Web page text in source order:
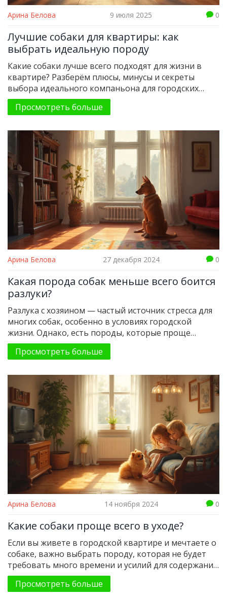
Арина Белова 9 июля 2025 0
Лучшие собаки для квартиры: как
выбрать идеальную породу
Какие собаки лучше всего подходят для жизни в
квартире? Разберём плюсы, минусы и секреты
выбора идеального компаньона для городских
условий.
Просмотреть больше
Арина Белова 27 декабря 2024 0
Какая порода собак меньше всего боится
разлуки?
Разлука с хозяином — частый источник стресса для
многих собак, особенно в условиях городской
жизни. Однако, есть породы, которые проще
справляются с одиночеством. В статье
рассказывается о породах, которые меньше всего
для жизни в квартире. Узнайте, как выбрать собаку,
которая будет комфортно чувствовать себя в
вашем доме даже в ваше отсутствие.
Просмотреть больше
Арина Белова 14 ноября 2024 0
Какие собаки проще всего в уходе?
Если вы живете в городской квартире и мечтаете о
собаке, важно выбрать породу, которая не будет
требовать много времени и усилий для содержания.
Некоторые собаки легче в уходе благодаря своим
природным особенностям и характеру. В статье
Просмотреть больше